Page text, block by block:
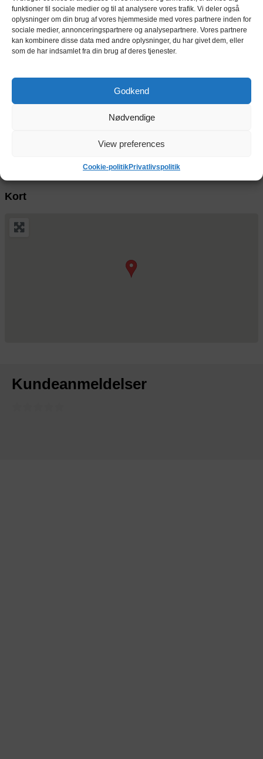
funktioner til sociale medier og til at analysere vores trafik. Vi deler også
oplysninger om din brug af vores hjemmeside med vores partnere inden for
sociale medier, annonceringspartnere og analysepartnere. Vores partnere
kan kombinere disse data med andre oplysninger, du har givet dem, eller
som de har indsamlet fra din brug af deres tjenester.
Godkend
Nødvendige
View preferences
Cookie-politikPrivatlivspolitik
8,1 m²depotrum
Indendørs depotrum på 8,1 m² / 21,9 m³
1458 kr.
pr. md.
Indendørs depotrum på 8,2 m² / 22,1 m³ pr. md.
9 m²depotrum
Indendørs depotrum på 9 m² / 24,3 m³
1620 kr.
Kort
Kundeanmeldelser